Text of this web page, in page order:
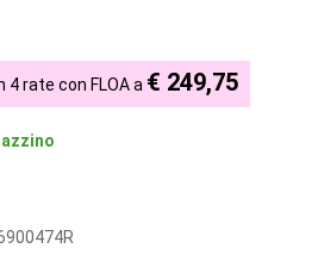
4 rate con FLOA a € 249,75